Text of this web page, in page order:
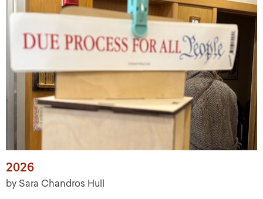
2026
by Sara Chandros Hull